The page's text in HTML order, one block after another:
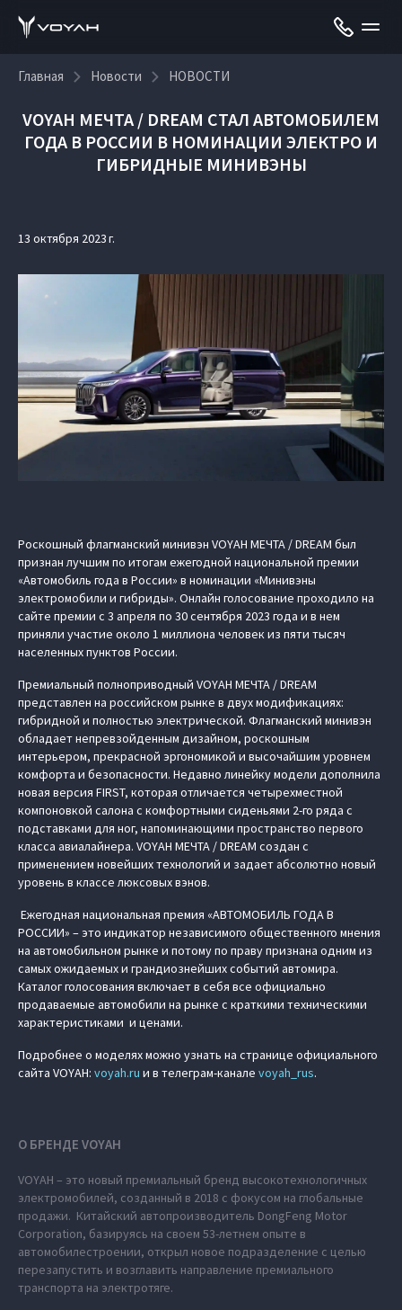
Главная Новости НОВОСТИ
VOYAH МЕЧТА / DREAM СТАЛ АВТОМОБИЛЕМ
ГОДА В РОССИИ В НОМИНАЦИИ ЭЛЕКТРО И
ГИБРИДНЫЕ МИНИВЭНЫ
13 октября 2023 г.
Роскошный флагманский минивэн VOYAH МЕЧТА / DREAM был
признан лучшим по итогам ежегодной национальной премии
«Автомобиль года в России» в номинации «Минивэны
электромобили и гибриды». Онлайн голосование проходило на
сайте премии с 3 апреля по 30 сентября 2023 года и в нем
приняли участие около 1 миллиона человек из пяти тысяч
населенных пунктов России.
Премиальный полноприводный VOYAH МЕЧТА / DREAM
представлен на российском рынке в двух модификациях:
гибридной и полностью электрической. Флагманский минивэн
обладает непревзойденным дизайном, роскошным
интерьером, прекрасной эргономикой и высочайшим уровнем
комфорта и безопасности. Недавно линейку модели дополнила
новая версия FIRST, которая отличается четырехместной
компоновкой салона с комфортными сиденьями 2-го ряда с
подставками для ног, напоминающими пространство первого
класса авиалайнера. VOYAH МЕЧТА / DREAM создан с
применением новейших технологий и задает абсолютно новый
уровень в классе люксовых вэнов.
Ежегодная национальная премия «АВТОМОБИЛЬ ГОДА В
РОССИИ» – это индикатор независимого общественного мнения
на автомобильном рынке и потому по праву признана одним из
самых ожидаемых и грандиознейших событий автомира.
Каталог голосования включает в себя все официально
продаваемые автомобили на рынке с краткими техническими
характеристиками и ценами.
Подробнее о моделях можно узнать на странице официального
сайта VOYAH: voyah.ru и в телеграм-канале voyah_rus.
О БРЕНДЕ VOYAH
VOYAH – это новый премиальный бренд высокотехнологичных
электромобилей, созданный в 2018 с фокусом на глобальные
продажи. Китайский автопроизводитель DongFeng Motor
Corporation, базируясь на своем 53-летнем опыте в
автомобилестроении, открыл новое подразделение с целью
перезапустить и возглавить направление премиального
транспорта на электротяге.